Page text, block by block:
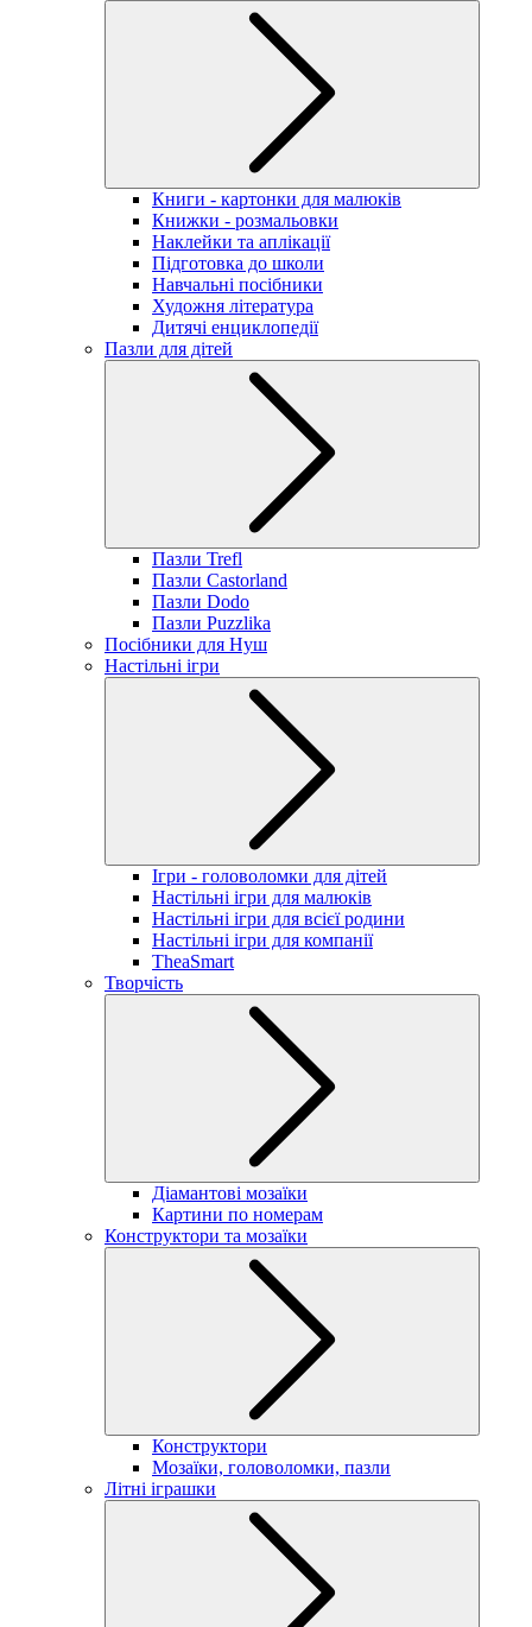
Книги - картонки для малюків
Книжки - розмальовки
Наклейки та аплікації
Підготовка до школи
Навчальні посібники
Художня література
Дитячі енциклопедії
Пазли для дітей
Пазли Trefl
Пазли Castorland
Пазли Dodo
Пазли Puzzlika
Посібники для Нуш
Настільні ігри
Ігри - головоломки для дітей
Настільні ігри для малюків
Настільні ігри для всієї родини
Настільні ігри для компанії
TheaSmart
Творчість
Діамантові мозаїки
Картини по номерам
Конструктори та мозаїки
Конструктори
Мозаїки, головоломки, пазли
Літні іграшки